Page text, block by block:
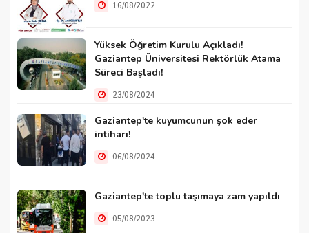
16/08/2022
Yüksek Öğretim Kurulu Açıkladı!
Gaziantep Üniversitesi Rektörlük Atama
Süreci Başladı!
23/08/2024
Gaziantep'te kuyumcunun şok eder
intiharı!
06/08/2024
Gaziantep'te toplu taşımaya zam yapıldı
05/08/2023